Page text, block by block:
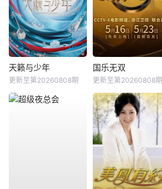
天籁与少年
更新至第20260808期
国乐无双
更新至第20260808期